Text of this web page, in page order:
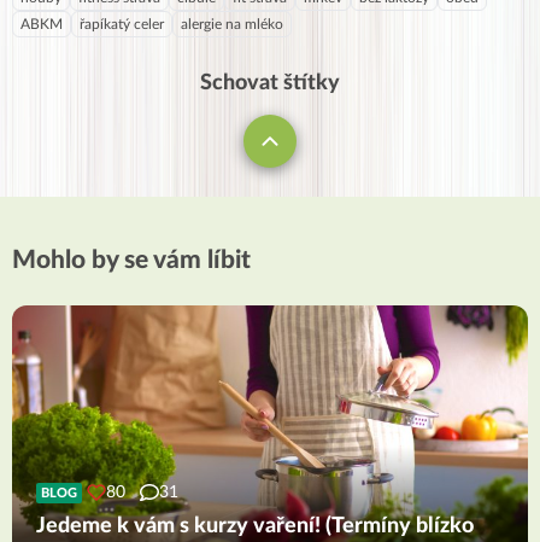
ABKM
řapíkatý celer alergie na mléko
Schovat štítky
Mohlo by se vám líbit
BLOG 80 31
Jedeme k vám s kurzy vaření! (Termíny blízko